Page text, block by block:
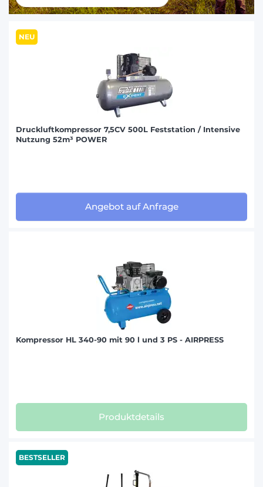
NEU
Druckluftkompressor 7,5CV 500L Feststation / Intensive
Nutzung 52m³ POWER
Angebot auf Anfrage
Kompressor HL 340-90 mit 90 l und 3 PS - AIRPRESS
Produktdetails
BESTSELLER